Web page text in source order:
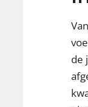
de